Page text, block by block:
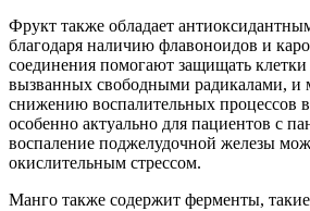
Фрукт также обладает
благодаря наличию флавоноидов и
соединения помогают защищать
вызванных свободными радикалами, и
снижению воспалительных процессов
особенно актуально для пациентов с
воспаление поджелудочной железы
окислительным стрессом.
Манго также содержит ферменты,